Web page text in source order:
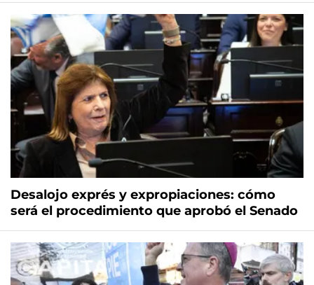
Desalojo exprés y expropiaciones: cómo
será el procedimiento que aprobó el Senado